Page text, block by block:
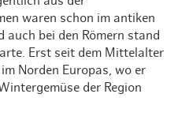
waren schon im antiken
auch bei den Römern stand
Erst seit dem Mittelalter
Norden Europas, wo er
der Region